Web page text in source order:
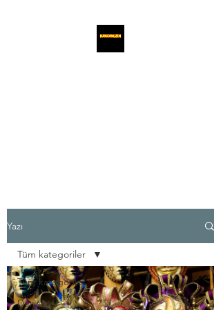
Yazı
Tüm kategoriler
Deneme
Tüm kategoriler